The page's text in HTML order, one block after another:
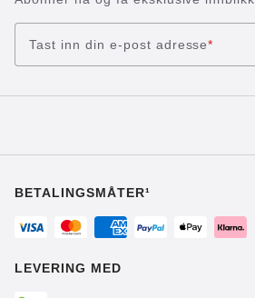
Tast inn din e-post adresse*
BETALINGSMÅTER¹
LEVERING MED